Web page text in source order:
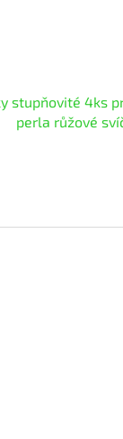
stupňovité 4ks
perla růžové